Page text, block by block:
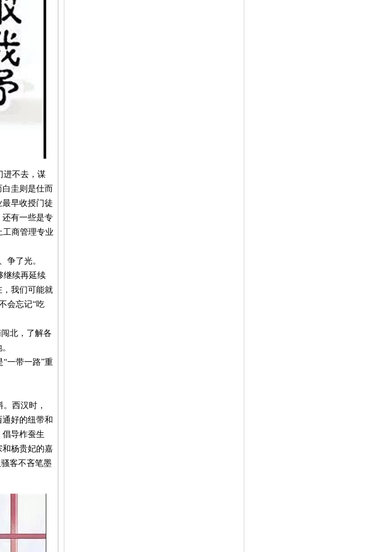
进不去，谋
圭则是仕而
早收授门徒
还有一些是专
工商管理专业
争了光。
继续再延续
，我们可能就
会忘记“吃
北，了解各
一带一路”重
西汉时，
好的纽带和
导柞蚕生
和杨贵妃的嘉
客不吝笔墨